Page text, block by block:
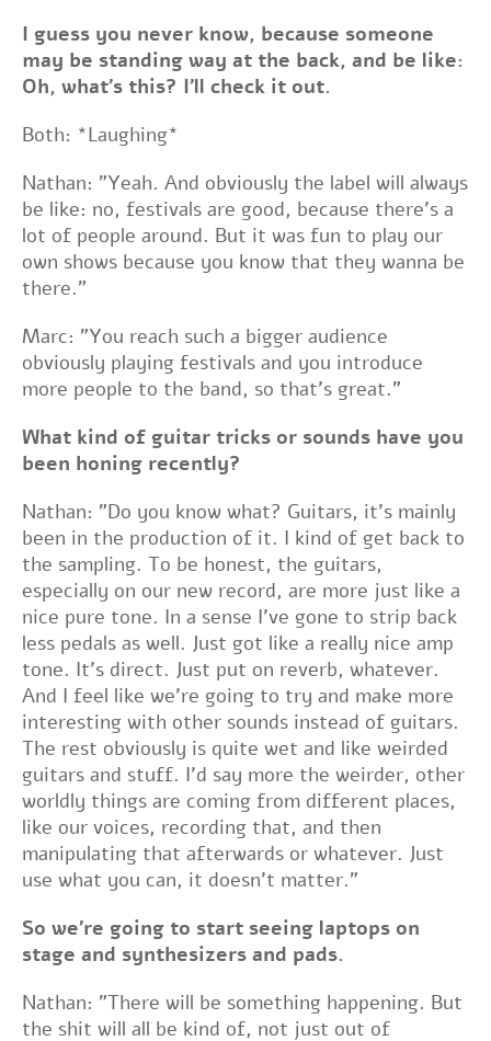
I guess you never know, because someone
may be standing way at the back, and be like:
Oh, what's this? I'll check it out.
Both: *Laughing*
Nathan: "Yeah. And obviously the label will always
be like: no, festivals are good, because there's a
lot of people around. But it was fun to play our
own shows because you know that they wanna be
there."
Marc: "You reach such a bigger audience
obviously playing festivals and you introduce
more people to the band, so that's great."
What kind of guitar tricks or sounds have you
been honing recently?
Nathan: "Do you know what? Guitars, it's mainly
been in the production of it. I kind of get back to
the sampling. To be honest, the guitars,
especially on our new record, are more just like a
nice pure tone. In a sense I've gone to strip back
less pedals as well. Just got like a really nice amp
tone. It's direct. Just put on reverb, whatever.
And I feel like we're going to try and make more
interesting with other sounds instead of guitars.
The rest obviously is quite wet and like weirded
guitars and stuff. I'd say more the weirder, other
worldly things are coming from different places,
like our voices, recording that, and then
manipulating that afterwards or whatever. Just
use what you can, it doesn't matter."
So we're going to start seeing laptops on
stage and synthesizers and pads.
Nathan: "There will be something happening. But
the shit will all be kind of, not just out of